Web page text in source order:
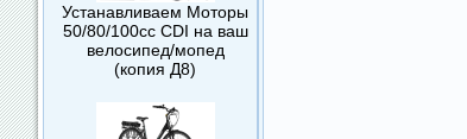
Устанавливаем Моторы
50/80/100сс CDI на ваш
велосипед/мопед
(копия Д8)